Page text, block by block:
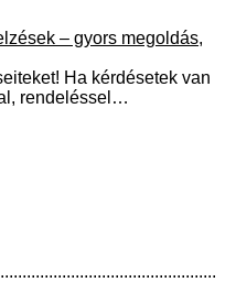
– gyors megoldás,
Ha kérdésetek van
rendeléssel…